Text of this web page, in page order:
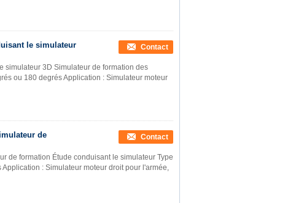
le simulateur
Contact
simulateur 3D Simulateur de formation des
ou 180 degrés Application : Simulateur moteur
de
Contact
de formation Étude conduisant le simulateur Type
: Simulateur moteur droit pour l'armée,